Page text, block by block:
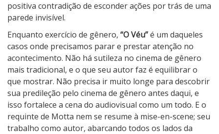
positiva contradição de esconder ações por trás de uma
parede invisível.
Enquanto exercício de gênero, “O Véu”é um daqueles
casos onde precisamos parar e prestar atenção no
acontecimento. Não há sutileza no cinema de gênero
mais tradicional, e o que seu autor faz é equilibrar o
que mostrar. Não precisa ir muito longe para descobrir
sua predileção pelo cinema de gênero antes daqui, e
isso fortalece a cena do audiovisual como um todo. E o
requinte de Motta nem se resume à mise-en-scene; seu
trabalho como autor, abarcando todos os lados da